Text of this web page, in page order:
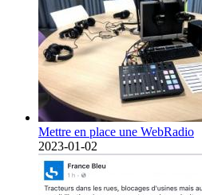
Mettre en place une WebRadio
2023-01-02